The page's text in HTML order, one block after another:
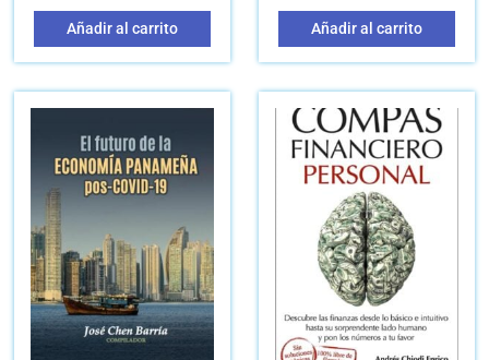
Añadir al carrito Añadir al carrito